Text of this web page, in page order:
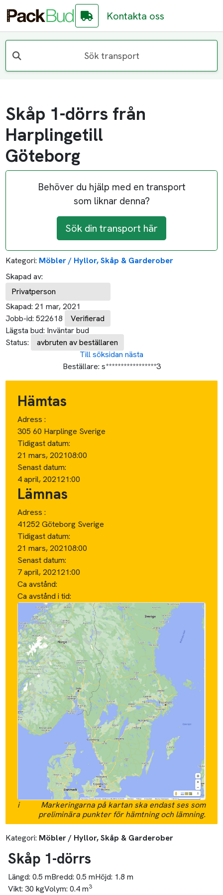
Kontakta oss
Sök transport
Skåp 1-dörrs från
Harplingetill
Göteborg
Behöver du hjälp med en transport
som liknar denna?
Sök din transport här
Kategori: Möbler / Hyllor, Skåp & Garderober
Skapad av:
Privatperson
Skapad: 21 mar, 2021
Jobb-id: 522618
Verifierad
Lägsta bud: Inväntar bud
Status:
avbruten av beställaren
Till söksidan nästa
Beställare: s*****************3
Hämtas
Adress :
305 60 Harplinge Sverige
Tidigast datum:
21 mars, 202108:00
Senast datum:
4 april, 202121:00
Lämnas
Adress :
41252 Göteborg Sverige
Tidigast datum:
21 mars, 202108:00
Senast datum:
7 april, 202121:00
Ca avstånd:
Ca avstånd i tid:
i
Markeringarna på kartan ska endast ses som
preliminära punkter för hämtning och lämning.
Kategori: Möbler / Hyllor, Skåp & Garderober
Skåp 1-dörrs
Längd: 0.5 mBredd: 0.5 mHöjd: 1.8 m
Vikt: 30 kgVolym: 0.4 m3